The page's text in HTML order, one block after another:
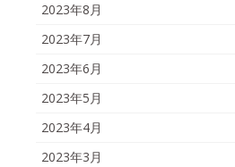
2023年8月
2023年7月
2023年6月
2023年5月
2023年4月
2023年3月